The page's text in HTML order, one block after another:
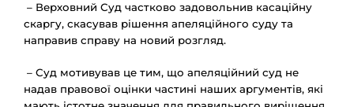
– Верховний Суд частково задовольнив касаційну
скаргу, скасував рішення апеляційного суду та
направив справу на новий розгляд.
– Суд мотивував це тим, що апеляційний суд не
надав правової оцінки частині наших аргументів, які